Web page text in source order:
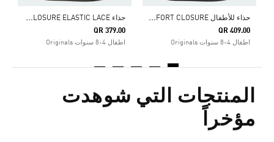
ح
ذاء للأطفال ADIDAS DISNEY SUPERSTAR LED LIGHTS COMFORT CLOSURE
QR 409.00
اطفال 4-8 سنوات Originals
ح
ذاء SUPERSTAR LED LIGHTS COMFORT CLOSURE ELASTIC LACE
QR 379.00
اطفال 4-8 سنوات Originals
المنتجات التي شوهدت
مؤخراً